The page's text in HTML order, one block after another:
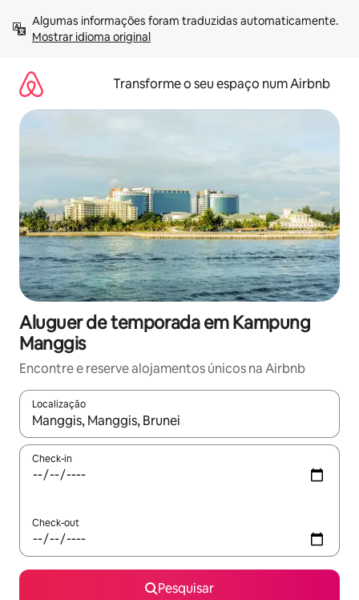
para
Mostrar idioma original
Transforme o seu espaço num Airbnb
Aluguer de temporada em Kampung
Manggis
Encontre e reserve alojamentos únicos na Airbnb
Localização
Quando os resultados estiverem disponíveis, navegue com
Check-in
Check-out
Pesquisar